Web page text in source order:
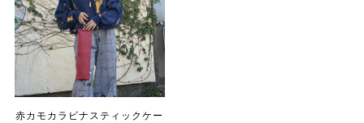
赤カモカラビナスティックケー